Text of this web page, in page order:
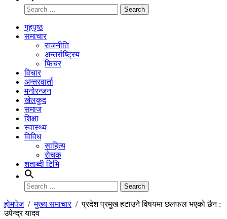
Search
for:
गृहपृष्ठ
समाचार
राजनीति
अन्तर्राष्ट्रिय
फिचर
विचार
अन्तरवार्ता
मनोरन्जन
खेलकुद
समाज
शिक्षा
स्वास्थ्य
विविध
साहित्य
रोचक
शताब्दी टिभि
Search
for:
होमपेज/मुख्य समाचार/प्रदेश प्रमुख हटाउने विषयमा छलफल भएको छैन :
उपेन्द्र यादव